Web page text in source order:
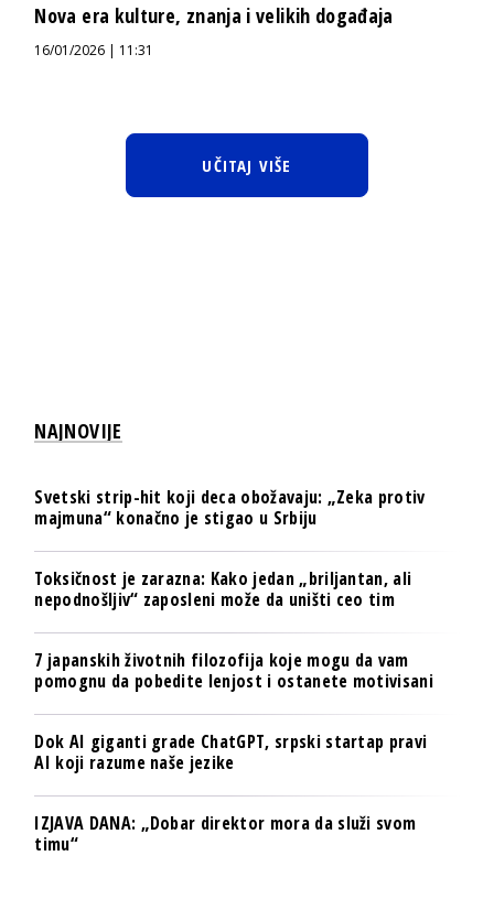
Nova era kulture, znanja i velikih događaja
16/01/2026 | 11:31
UČITAJ VIŠE
NAJNOVIJE
Svetski strip-hit koji deca obožavaju: „Zeka protiv
majmuna“ konačno je stigao u Srbiju
Toksičnost je zarazna: Kako jedan „briljantan, ali
nepodnošljiv“ zaposleni može da uništi ceo tim
7 japanskih životnih filozofija koje mogu da vam
pomognu da pobedite lenjost i ostanete motivisani
Dok AI giganti grade ChatGPT, srpski startap pravi
AI koji razume naše jezike
IZJAVA DANA: „Dobar direktor mora da služi svom
timu“